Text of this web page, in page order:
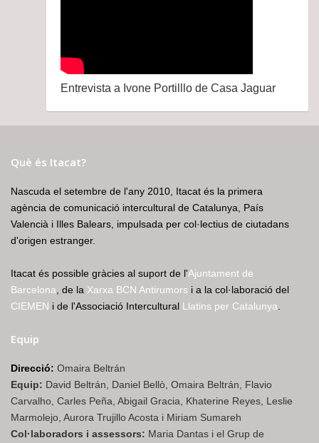
Entrevista a Ivone Portilllo de Casa Jaguar
Què és Itacat?
Nascuda el setembre de l'any 2010, Itacat és la primera
agència de comunicació intercultural de Catalunya, País
Valencià i Illes Balears, impulsada per col·lectius de ciutadans
d'origen estranger.
Itacat és possible gràcies al suport de l'Ajuntament de
Barcelona , de la Xarxa BCN Antirumors i a la col·laboració del
CIEMEN i de l'Associació Intercultural Llatins per Catalunya
Equip
Direcció: Omaira Beltrán
Equip: David Beltrán, Daniel Bellò, Omaira Beltrán, Flavio
Carvalho, Carles Peña, Abigail Gracia, Khaterine Reyes, Leslie
Marmolejo, Aurora Trujillo Acosta i Miriam Sumareh
Col·laboradors i assessors: Maria Dantas i el Grup de